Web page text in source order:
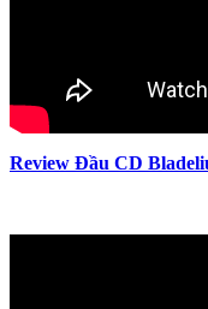
Review Đầu CD